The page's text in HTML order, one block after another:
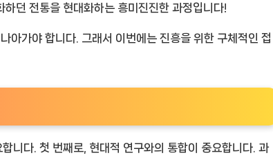
던 전통을 현대화하는 흥미진진한 과정입니다!
아가야 합니다. 그래서 이번에는 진흥을 위한 구체적인 접
니다. 첫 번째로, 현대적 연구와의 통합이 중요합니다. 과